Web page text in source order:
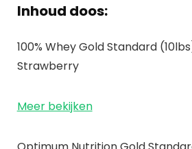
Inhoud doos:
100% Whey Gold Standard
Strawberry
Meer bekijken